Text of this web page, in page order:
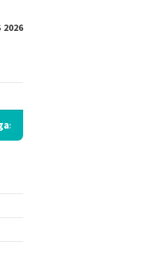
2026
Kekeringan di Seluruh